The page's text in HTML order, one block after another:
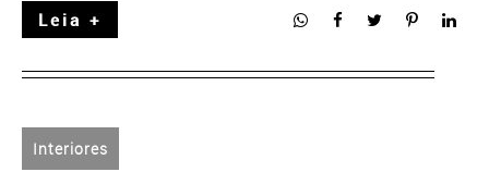
Leia +
Interiores